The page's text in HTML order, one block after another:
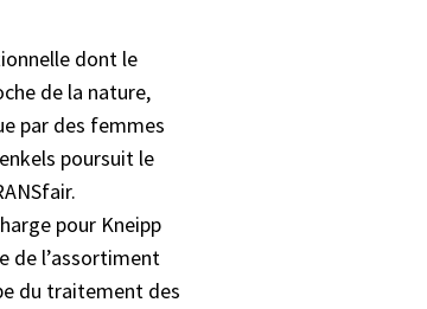
dont le
de la nature,
par des femmes
poursuit le
pour Kneipp
de l’assortiment
du traitement des